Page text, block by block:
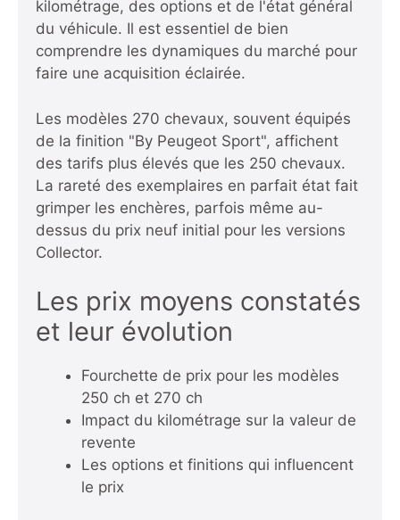
kilométrage, des options et de l'état général
du véhicule. Il est essentiel de bien
comprendre les dynamiques du marché pour
faire une acquisition éclairée.
Les modèles 270 chevaux, souvent équipés
de la finition "By Peugeot Sport", affichent
des tarifs plus élevés que les 250 chevaux.
La rareté des exemplaires en parfait état fait
grimper les enchères, parfois même au-
dessus du prix neuf initial pour les versions
Collector.
Les prix moyens constatés
et leur évolution
Fourchette de prix pour les modèles
250 ch et 270 ch
Impact du kilométrage sur la valeur de
revente
Les options et finitions qui influencent
le prix